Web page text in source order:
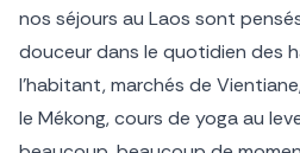
nos séjours au Laos sont
douceur dans le quotidien des
l’habitant, marchés de
le Mékong, cours de yoga au